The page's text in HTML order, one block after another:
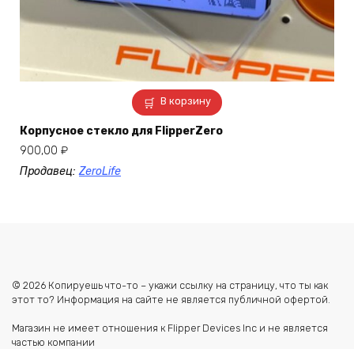
В корзину
Корпусное стекло для FlipperZero
900,00 ₽
Продавец:ZeroLife
© 2026 Копируешь что-то – укажи ссылку на страницу, что ты как
этот то? Информация на сайте не является публичной офертой.
Магазин не имеет отношения к Flipper Devices Inc и не является
частью компании